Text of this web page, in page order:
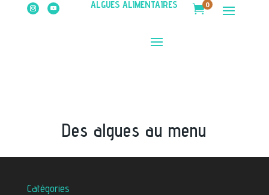
ALGUES ALIMENTAIRES 0
Des algues au menu
Catégories